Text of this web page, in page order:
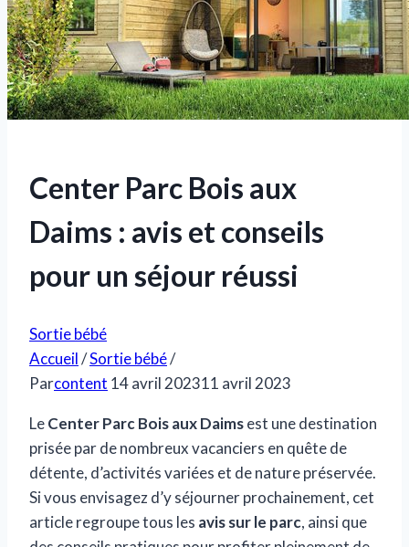
Center Parc Bois aux
Daims : avis et conseils
pour un séjour réussi
Sortie bébé
Accueil/Sortie bébé/
Parcontent 14 avril 202311 avril 2023
LeCenter Parc Bois aux Daimsest une destination
prisée par de nombreux vacanciers en quête de
détente, d’activités variées et de nature préservée.
Si vous envisagez d’y séjourner prochainement, cet
article regroupe tous les avis sur le parc, ainsi que